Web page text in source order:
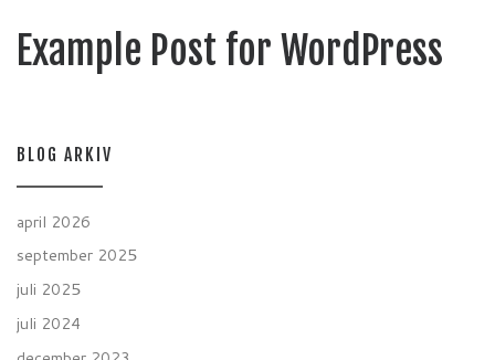
Example Post for WordPress
BLOG ARKIV
april 2026
september 2025
juli 2025
juli 2024